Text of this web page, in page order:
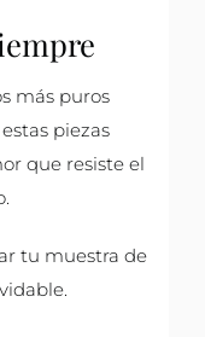
más puros
piezas
que resiste el
tu muestra de